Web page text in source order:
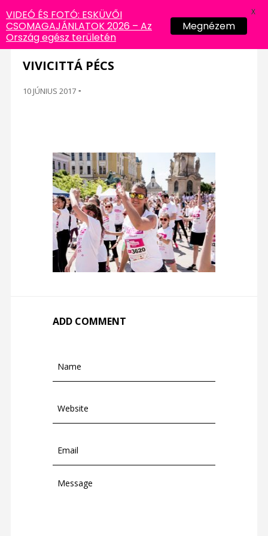
VIVICITTÁ PÉCS
10 JÚNIUS 2017 -
ADD COMMENT
VIDEÓ ÉS FOTÓ: ESKÜVŐI
CSOMAGAJÁNLATOK 2026 – Az
Ország egész területén
Megnézem
X